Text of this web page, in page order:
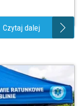
Czytaj dalej